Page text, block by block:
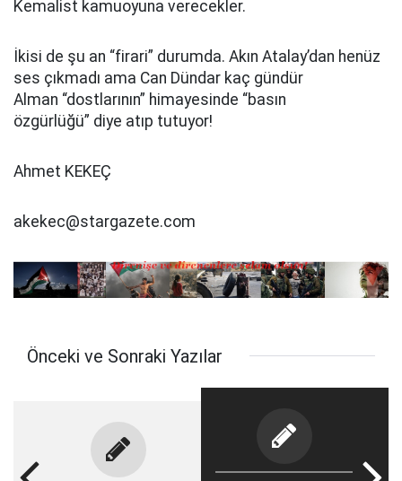
Kemalist kamuoyuna verecekler.
İkisi de şu an “firari” durumda. Akın Atalay’dan henüz
ses çıkmadı ama Can Dündar kaç gündür
Alman “dostlarının” himayesinde “basın
özgürlüğü” diye atıp tutuyor!
Ahmet KEKEÇ
akekec@stargazete.com
Önceki ve Sonraki Yazılar